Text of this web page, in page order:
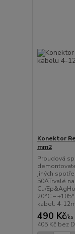
Konektor
mm2
Proudová
jiných
50ATrvalé
Cu/
20°C –
kabel:
490 Kč/ks
405 Kč bez